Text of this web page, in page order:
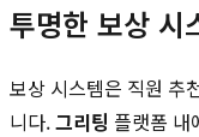
투명한 보상 시
보상 시스템은 직원 추
니다.그리팅 플랫폼 내